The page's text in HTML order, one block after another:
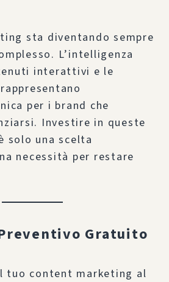
sta diventando sempre
L’intelligenza
interattivi e le
per i brand che
Investire in queste
solo una scelta
necessità per restare
Gratuito
tuo content marketing al